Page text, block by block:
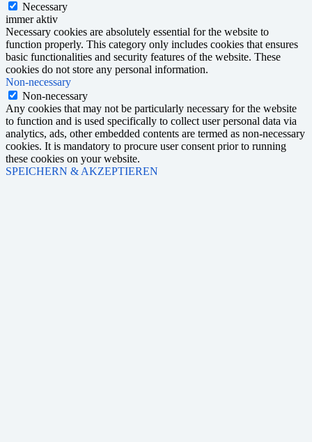
Necessary
immer aktiv
Necessary cookies are absolutely essential for the website to
function properly. This category only includes cookies that ensures
basic functionalities and security features of the website. These
cookies do not store any personal information.
Non-necessary
Non-necessary
Any cookies that may not be particularly necessary for the website
to function and is used specifically to collect user personal data via
analytics, ads, other embedded contents are termed as non-necessary
cookies. It is mandatory to procure user consent prior to running
these cookies on your website.
SPEICHERN & AKZEPTIEREN